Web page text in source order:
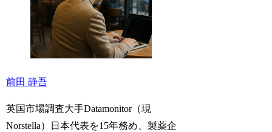
前田 静吾
英国市場調査大手Datamonitor（現
Norstella）日本代表を15年務め、製薬企